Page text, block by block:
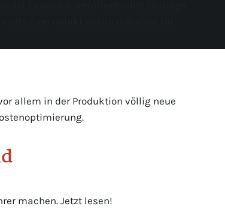
allem in der Produktion völlig neue
machen. Jetzt lesen!